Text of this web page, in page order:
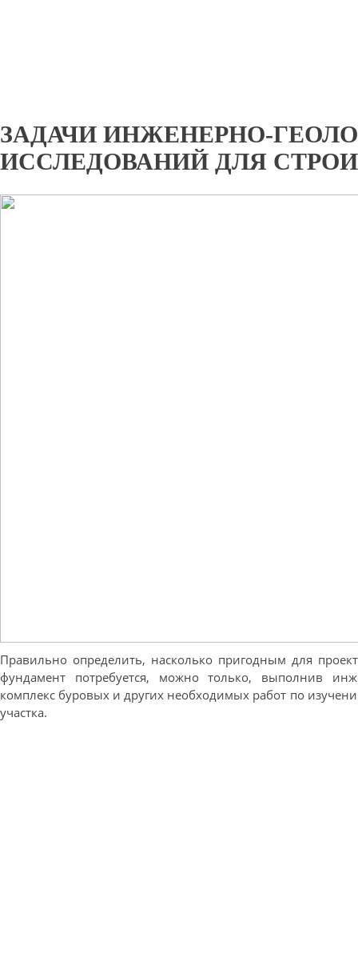
ЗАДАЧИ ИНЖЕНЕРНО-
ИССЛЕДОВАНИЙ ДЛЯ
Правильно определить, насколько пригодным для
фундамент потребуется, можно только, выполнив
комплекс буровых и других необходимых работ по
участка.